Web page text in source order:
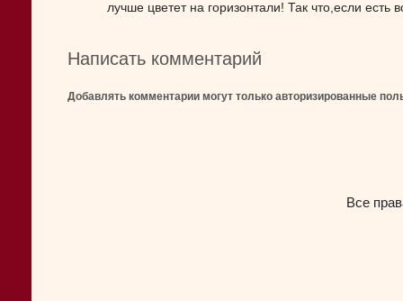
лучше цветет на горизонтали! Так что,если
Написать комментарий
Добавлять комментарии могут только авторизированные
Все